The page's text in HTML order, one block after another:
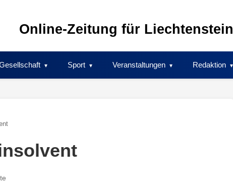
Online-Zeitung für Liechtenstein
Sport Veranstaltungen Redaktion